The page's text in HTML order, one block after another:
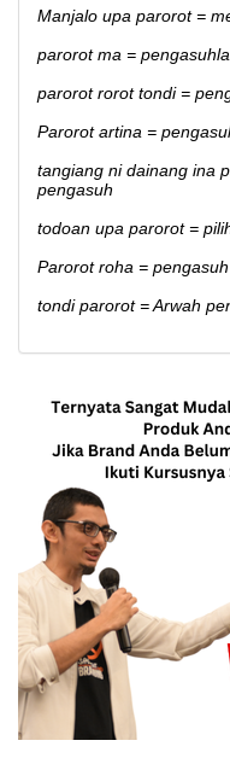
Manjalo upa parorot =
parorot ma =
parorot rorot tondi =
Parorot artina =
tangiang ni dainang ina
pengasuh
todoan upa parorot =
Parorot roha =
tondi parorot = Arwah